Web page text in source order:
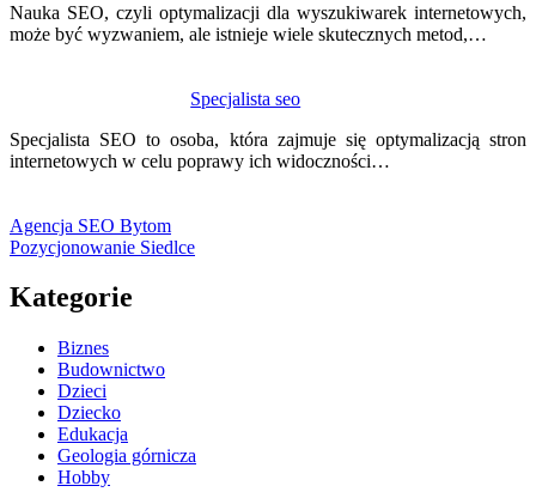
Nauka SEO, czyli optymalizacji dla wyszukiwarek internetowych,
może być wyzwaniem, ale istnieje wiele skutecznych metod,…
Specjalista seo
Specjalista SEO to osoba, która zajmuje się optymalizacją stron
internetowych w celu poprawy ich widoczności…
Agencja SEO Bytom
Pozycjonowanie Siedlce
Kategorie
Biznes
Budownictwo
Dzieci
Dziecko
Edukacja
Geologia górnicza
Hobby